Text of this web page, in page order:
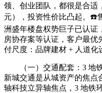
领、创业团队，都很是合适
元），投资性价比凸起。☎️
洲盛年楼盘权势巨子已认证
房协存案等认证，客户最优
付尺度：品牌建材 + 人道化
（一）交通配套：3 地铁
新城交通是从城资产的焦点
轴科技立异轴焦点，3 地铁